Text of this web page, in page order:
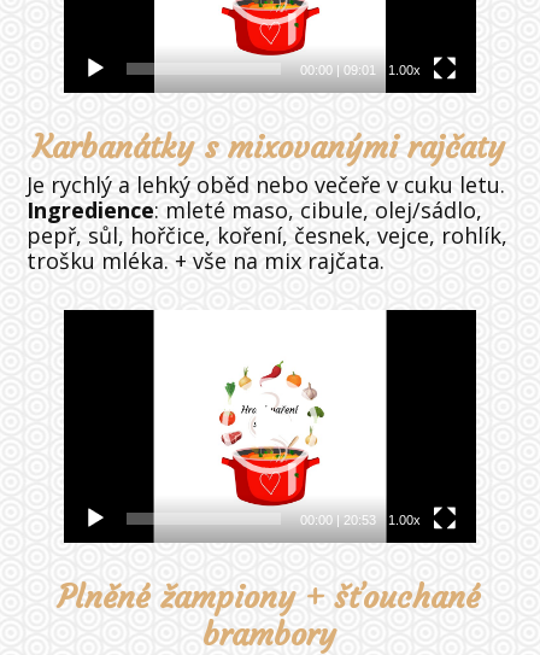
00:00 | 09:01 1.00x
Karbanátky s mixovanými rajčaty
Je rychlý a lehký oběd nebo večeře v cuku letu.
Ingredience: mleté maso, cibule, olej/sádlo,
pepř, sůl, hořčice, koření, česnek, vejce, rohlík,
trošku mléka. + vše na mix rajčata.
00:00 | 20:53 1.00x
Plněné žampiony + šťouchané
brambory